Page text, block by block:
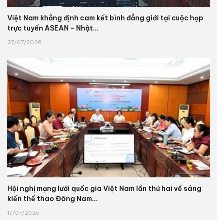
Việt Nam khẳng định cam kết bình đẳng giới tại cuộc họp
trực tuyến ASEAN - Nhật...
27/07/2026
Hội nghị mạng lưới quốc gia Việt Nam lần thứ hai về sáng
kiến thể thao Đông Nam...
17/07/2026